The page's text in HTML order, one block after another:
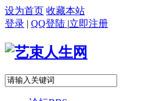
设为首页 收藏本站
登录 | QQ登陆 |立即注册